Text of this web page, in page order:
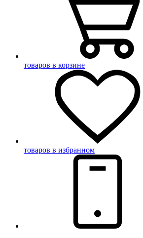
товаров в корзине
товаров в избранном